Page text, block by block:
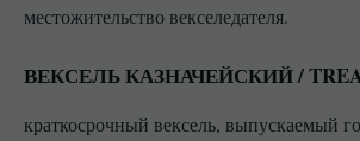
местожительство векселедателя.
ВЕКСЕЛЬ КАЗНАЧЕЙСКИЙ /
краткосрочный вексель, выпускаемый